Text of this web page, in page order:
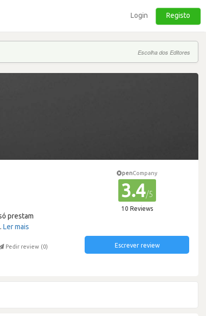
Login Registo
Escolha dos Editores
prestam
Ler mais
Pedir review (0)
penCompany
3.4/5
10 Reviews
Escrever review